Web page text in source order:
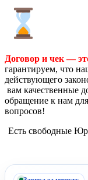
Договор и чек —
гарантируем, что
действующего
вам качественные
обращение к нам
вопросов!
Есть свободные